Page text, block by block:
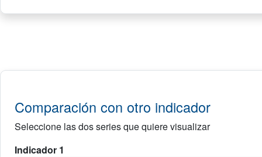
Comparación con otro indicador
Seleccione las dos series que quiere visualizar
Indicador 1